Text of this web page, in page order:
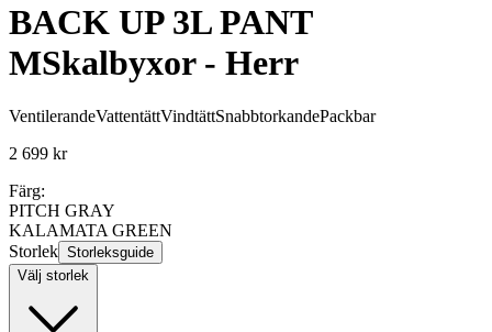
BACK UP 3L PANT
MSkalbyxor - Herr
VentilerandeVattentättVindtättSnabbtorkandePackbar
2 699 kr
Färg:
PITCH GRAY
KALAMATA GREEN
Storlek Storleksguide
Välj storlek